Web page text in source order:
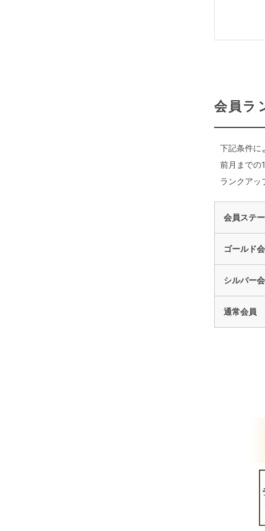
会員ラ
下記条件に
前月までの
ランクアッ
会員ステ
ゴールド
シルバー
通常会員